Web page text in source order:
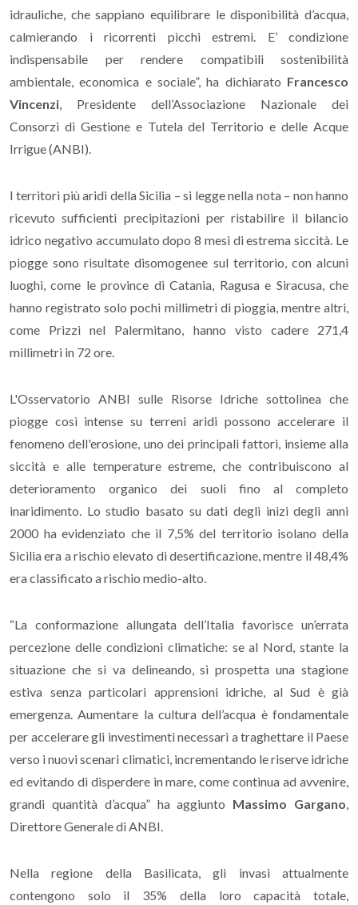
idrauliche, che sappiano equilibrare le disponibilità d’acqua,
calmierando i ricorrenti picchi estremi. E’ condizione
indispensabile per rendere compatibili sostenibilità
ambientale, economica e sociale”, ha dichiarato Francesco
Vincenzi, Presidente dell’Associazione Nazionale dei
Consorzi di Gestione e Tutela del Territorio e delle Acque
Irrigue (ANBI).
I territori più aridi della Sicilia – si legge nella nota – non hanno
ricevuto sufficienti precipitazioni per ristabilire il bilancio
idrico negativo accumulato dopo 8 mesi di estrema siccità. Le
piogge sono risultate disomogenee sul territorio, con alcuni
luoghi, come le province di Catania, Ragusa e Siracusa, che
hanno registrato solo pochi millimetri di pioggia, mentre altri,
come Prizzi nel Palermitano, hanno visto cadere 271,4
millimetri in 72 ore.
L'Osservatorio ANBI sulle Risorse Idriche sottolinea che
piogge così intense su terreni aridi possono accelerare il
fenomeno dell'erosione, uno dei principali fattori, insieme alla
siccità e alle temperature estreme, che contribuiscono al
deterioramento organico dei suoli fino al completo
inaridimento. Lo studio basato su dati degli inizi degli anni
2000 ha evidenziato che il 7,5% del territorio isolano della
Sicilia era a rischio elevato di desertificazione, mentre il 48,4%
era classificato a rischio medio-alto.
“La conformazione allungata dell’Italia favorisce un’errata
percezione delle condizioni climatiche: se al Nord, stante la
situazione che si va delineando, si prospetta una stagione
estiva senza particolari apprensioni idriche, al Sud è già
emergenza. Aumentare la cultura dell’acqua è fondamentale
per accelerare gli investimenti necessari a traghettare il Paese
verso i nuovi scenari climatici, incrementando le riserve idriche
ed evitando di disperdere in mare, come continua ad avvenire,
grandi quantità d’acqua” ha aggiunto Massimo Gargano,
Direttore Generale di ANBI.
Nella regione della Basilicata, gli invasi attualmente
contengono solo il 35% della loro capacità totale,